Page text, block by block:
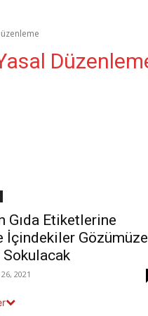
Gıda Etiketlerine
İçindekiler Gözümüze
2021